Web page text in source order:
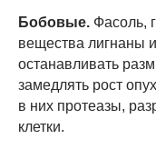
Бобовые. Фасоль,
вещества лигнаны
останавливать
замедлять рост
в них протеазы,
клетки.